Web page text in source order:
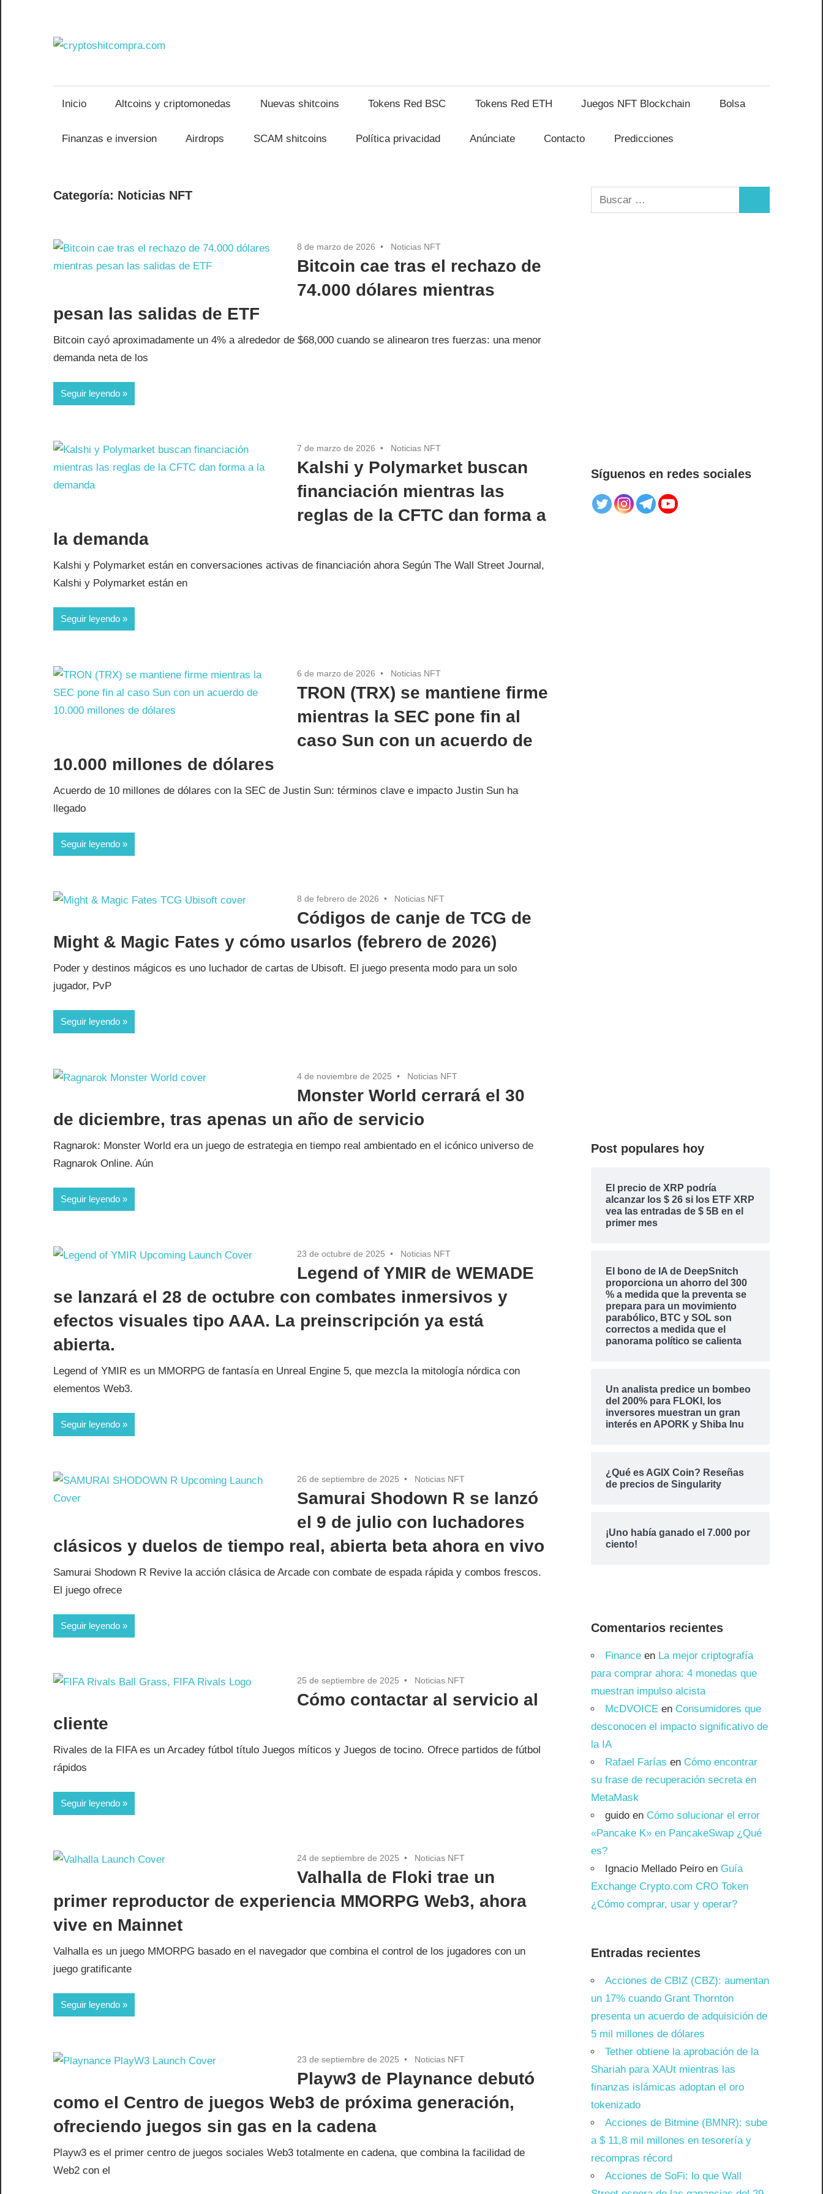
contenido
Inicio Altcoins y criptomonedas Nuevas shitcoins Tokens Red BSC Tokens Red ETH Juegos NFT Blockchain Bolsa
Finanzas e inversion Airdrops SCAM shitcoins Política privacidad Anúnciate Contacto Predicciones
Categoría: Noticias NFT
8 de marzo de 2026 Noticias NFT
Bitcoin cae tras el rechazo de
74.000 dólares mientras
pesan las salidas de ETF
Bitcoin cayó aproximadamente un 4% a alrededor de $68,000 cuando se alinearon tres fuerzas: una menor
demanda neta de los
Seguir leyendo
7 de marzo de 2026 Noticias NFT
Kalshi y Polymarket buscan
financiación mientras las
reglas de la CFTC dan forma a
la demanda
Kalshi y Polymarket están en conversaciones activas de financiación ahora Según The Wall Street Journal,
Kalshi y Polymarket están en
Seguir leyendo
6 de marzo de 2026 Noticias NFT
TRON (TRX) se mantiene firme
mientras la SEC pone fin al
caso Sun con un acuerdo de
10.000 millones de dólares
Acuerdo de 10 millones de dólares con la SEC de Justin Sun: términos clave e impacto Justin Sun ha
llegado
Seguir leyendo
8 de febrero de 2026 Noticias NFT
Códigos de canje de TCG de
Might & Magic Fates y cómo usarlos (febrero de 2026)
Poder y destinos mágicos es uno luchador de cartas de Ubisoft. El juego presenta modo para un solo
jugador, PvP
Seguir leyendo
4 de noviembre de 2025 Noticias NFT
Monster World cerrará el 30
de diciembre, tras apenas un año de servicio
Ragnarok: Monster World era un juego de estrategia en tiempo real ambientado en el icónico universo de
Ragnarok Online. Aún
Seguir leyendo
23 de octubre de 2025 Noticias NFT
Legend of YMIR de WEMADE
se lanzará el 28 de octubre con combates inmersivos y
efectos visuales tipo AAA. La preinscripción ya está
abierta.
Legend of YMIR es un MMORPG de fantasía en Unreal Engine 5, que mezcla la mitología nórdica con
elementos Web3.
Seguir leyendo
26 de septiembre de 2025 Noticias NFT
Samurai Shodown R se lanzó
el 9 de julio con luchadores
clásicos y duelos de tiempo real, abierta beta ahora en vivo
Samurai Shodown R Revive la acción clásica de Arcade con combate de espada rápida y combos frescos.
El juego ofrece
Seguir leyendo
25 de septiembre de 2025 Noticias NFT
Cómo contactar al servicio al
cliente
Rivales de la FIFA es un Arcadey fútbol título Juegos míticos y Juegos de tocino. Ofrece partidos de fútbol
rápidos
Seguir leyendo
24 de septiembre de 2025 Noticias NFT
Valhalla de Floki trae un
primer reproductor de experiencia MMORPG Web3, ahora
vive en Mainnet
Valhalla es un juego MMORPG basado en el navegador que combina el control de los jugadores con un
juego gratificante
Seguir leyendo
23 de septiembre de 2025 Noticias NFT
Playw3 de Playnance debutó
como el Centro de juegos Web3 de próxima generación,
ofreciendo juegos sin gas en la cadena
Playw3 es el primer centro de juegos sociales Web3 totalmente en cadena, que combina la facilidad de
Web2 con el
Buscar:
Síguenos en redes sociales
Post populares hoy
El precio de XRP podría
alcanzar los $ 26 si los ETF XRP
vea las entradas de $ 5B en el
primer mes
El bono de IA de DeepSnitch
proporciona un ahorro del 300
% a medida que la preventa se
prepara para un movimiento
parabólico, BTC y SOL son
correctos a medida que el
panorama político se calienta
Un analista predice un bombeo
del 200% para FLOKI, los
inversores muestran un gran
interés en APORK y Shiba Inu
¿Qué es AGIX Coin? Reseñas
de precios de Singularity
¡Uno había ganado el 7.000 por
ciento!
Comentarios recientes
Financeen La mejor criptografía
para comprar ahora: 4 monedas que
muestran impulso alcista
McDVOICEen Consumidores que
desconocen el impacto significativo de
la IA
Rafael Farías en Cómo encontrar
su frase de recuperación secreta en
MetaMask
guidoen Cómo solucionar el error
«Pancake K» en PancakeSwap ¿Qué
es?
Ignacio Mellado Peiroen Guía
Exchange Crypto.com CRO Token
¿Cómo comprar, usar y operar?
Entradas recientes
Acciones de CBIZ (CBZ): aumentan
un 17% cuando Grant Thornton
presenta un acuerdo de adquisición de
5 mil millones de dólares
Tether obtiene la aprobación de la
Shariah para XAUt mientras las
finanzas islámicas adoptan el oro
tokenizado
Acciones de Bitmine (BMNR): sube
a $ 11,8 mil millones en tesorería y
recompras récord
Acciones de SoFi: lo que Wall